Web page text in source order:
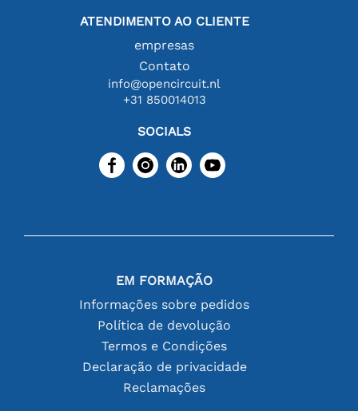
ATENDIMENTO AO CLIENTE
empresas
Contato
info@opencircuit.nl
+31 850014013
SOCIALS
EM FORMAÇÃO
Informações sobre pedidos
Política de devolução
Termos e Condições
Declaração de privacidade
Reclamações